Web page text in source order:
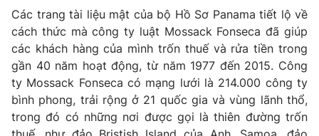
Phim VTV
Hậu trường
Nhân vật
Khán giả
Giải sao mai
Giải trí
Điện ảnh
Âm nhạc
Sao
Đời sống
Du lịch
Làm đẹp
Giáo dục
Tuyển sinh
Các trang tài liệu mật của bộ Hồ Sơ Panama tiết lộ về
cách thức mà công ty luật Mossack Fonseca đã giúp
các khách hàng của mình trốn thuế và rửa tiền trong
gần 40 năm hoạt động, từ năm 1977 đến 2015. Công
ty Mossack Fonseca có mạng lưới là 214.000 công ty
bình phong, trải rộng ở 21 quốc gia và vùng lãnh thổ,
trong đó có những nơi được gọi là thiên đường trốn